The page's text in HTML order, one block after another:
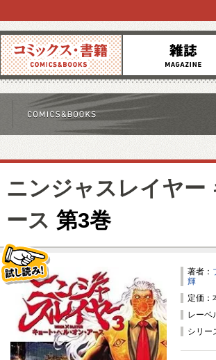
コミックス 雑誌
ニンジャスレイヤー
ース 第3巻
著者：
輝
定価：
レーベ
シリー
試し読み！